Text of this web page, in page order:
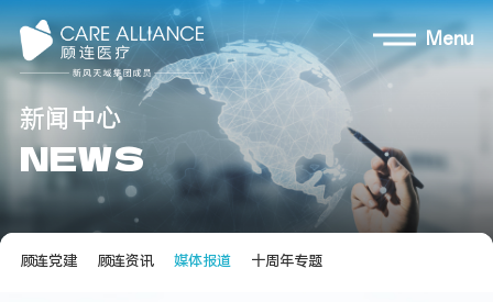
Menu
新闻 中心
NEWS
顾连党建 顾连资讯 媒体报道 十周年专题